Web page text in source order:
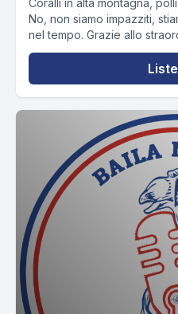
Coralli in alta montagna,
No, non siamo impazziti,
nel tempo. Grazie allo